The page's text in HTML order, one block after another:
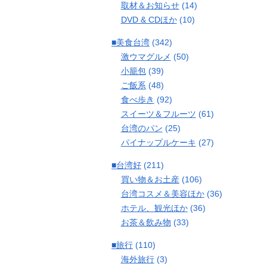
取材＆お知らせ(14)
DVD & CDほか(10)
■美食台湾 (342)
激ウマグルメ (50)
小籠包(39)
ご飯系 (48)
食べ歩き (92)
スイーツ＆フルーツ (61)
台湾のパン (25)
パイナップルケーキ (27)
■台湾好 (211)
買い物＆お土産(106)
台湾コスメ＆美容ほか(36)
ホテル、観光ほか(36)
お茶＆飲み物 (33)
■旅行 (110)
海外旅行(3)